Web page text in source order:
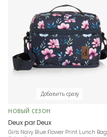
Добавить сразу
НОВЫЙ СЕЗОН
Deux par Deux
Girls Navy Blue Flower Print Lunch Bag